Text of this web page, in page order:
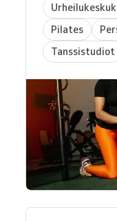
Pilates
Tanssistudiot